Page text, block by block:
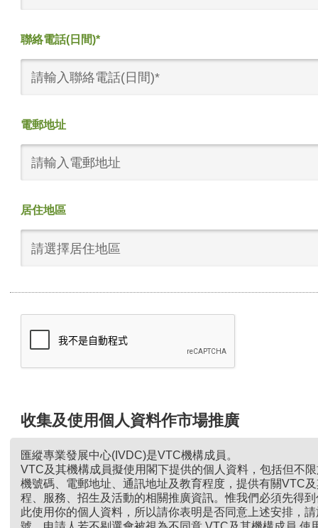
聯絡電話(日間)*
電郵地址
居住地區
請選擇居住地區
收集及使用個人資料作市場推廣
匯縱專業發展中心(IVDC)是VTC機構成員。
VTC及其機構成員擬使用閣下提供的個人資料，包括但不
機號碼、電郵地址、通訊地址及教育程度，提供有關VTC
程、服務、招生及活動的相關推廣資訊。惟我們必須先得
此使用你的個人資料，所以請你表明是否同意上述安排，